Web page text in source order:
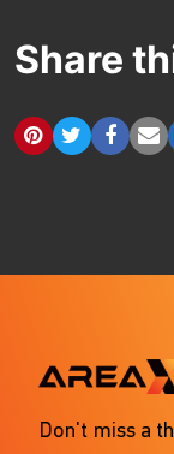
Share
Don't miss a